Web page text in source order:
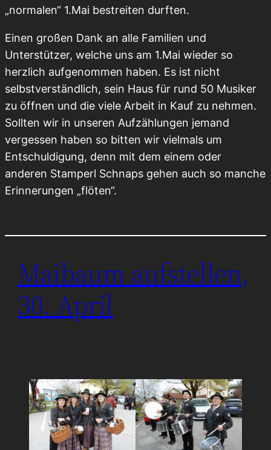
„normalen“ 1.Mai bestreiten durften.
Einen großen Dank an alle Familien und
Unterstützer, welche uns am 1.Mai wieder so
herzlich aufgenommen haben. Es ist nicht
selbstverständlich, sein Haus für rund 50 Musiker
zu öffnen und die viele Arbeit in Kauf zu nehmen.
Sollten wir in unseren Aufzählungen jemand
vergessen haben so bitten wir vielmals um
Entschuldigung, denn mit dem einem oder
anderen Stamperl Schnaps gehen auch so manche
Erinnerungen „flöten“.
Maibaum aufstellen,
30. April